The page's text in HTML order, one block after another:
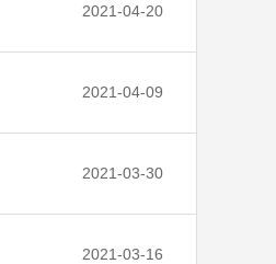
2021-04-20
2021-04-09
2021-03-30
2021-03-16